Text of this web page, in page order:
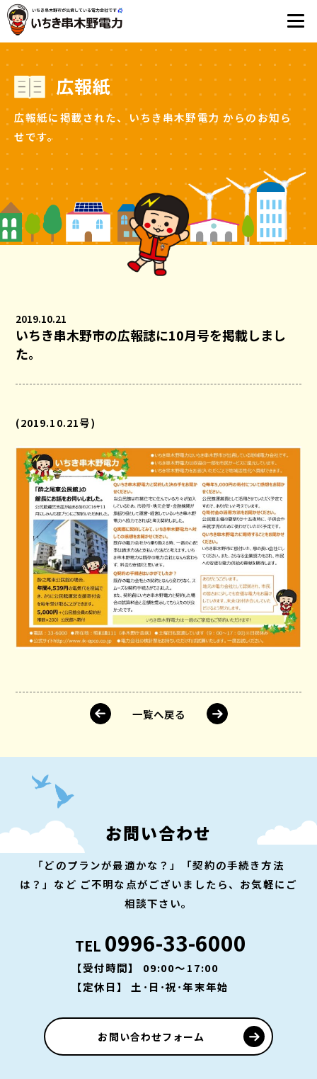
広報紙
広報紙に掲載された、いちき串木野電力 からのお知ら
せです。
2019.10.21
いちき串木野市の広報誌に10月号を掲載しまし
た。
(2019.10.21号)
一覧へ戻る
お問い合わせ
「どのプランが最適かな？」「契約の手続き方法
は？」など ご不明な点がございましたら、お気軽にご
相談下さい。
TEL 0996-33-6000
【受付時間】 09:00～17:00
【定休日】 土･日･祝･年末年始
お問い合わせフォーム